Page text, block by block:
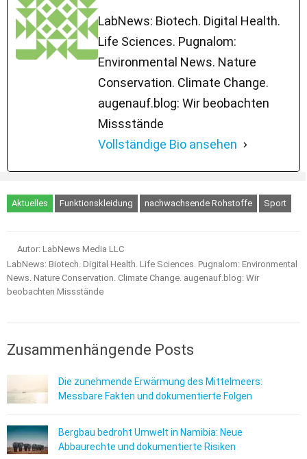
LabNews: Biotech. Digital Health.
Life Sciences. Pugnalom:
Environmental News. Nature
Conservation. Climate Change.
augenauf.blog: Wir beobachten
Missstände
Vollständige Bio ansehen
Aktuelles Funktionskleidung nachwachsende Rohstoffe Sport
Autor: LabNews Media LLC
LabNews: Biotech. Digital Health. Life Sciences. Pugnalom: Environmental
News. Nature Conservation. Climate Change. augenauf.blog: Wir
beobachten Missstände
Zusammenhängende Posts
Die zunehmende Erwärmung des Mittelmeers:
Messbare Fakten und dokumentierte Folgen
Bergbau bedroht Umwelt in Namibia: Neue
Abbaurechte und dokumentierte Risiken